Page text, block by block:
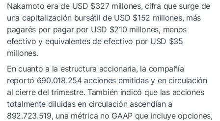
Nakamoto era de USD $327 millones, cifra que surge de
una capitalización bursátil de USD $152 millones, más
pagarés por pagar por USD $210 millones, menos
efectivo y equivalentes de efectivo por USD $35
millones.
En cuanto a la estructura accionaria, la compañía
reportó 690.018.254 acciones emitidas y en circulación
al cierre del trimestre. También indicó que las acciones
totalmente diluidas en circulación ascendían a
892.723.519, una métrica no GAAP que incluye opciones,